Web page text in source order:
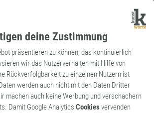
deine Zustimmung
präsentieren zu können, das kontinuierlich
wir das Nutzerverhalten mit Hilfe von
Rückverfolgbarkeit zu einzelnen Nutzern ist
werden auch nicht mit den Daten Dritter
machen auch keine Werbung und verschachern
Damit Google Analytics Cookiesvervenden
Archaismus